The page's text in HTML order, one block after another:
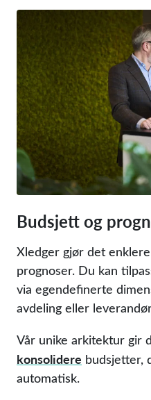
Budsjett og
Xledger gjør det
prognoser. Du kan
via egendefinerte
avdeling eller
Vår unike arkitektur gir
konsolidere budsjetter,
automatisk.